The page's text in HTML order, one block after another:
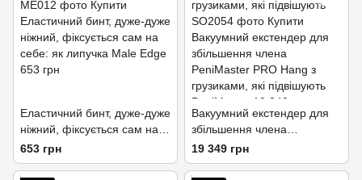
Еластичний бинт, дуже-дуже
ніжний, фіксується сам на
себе: як липучка
653 грн
Вакуумний екстендер для
збільшення члена
PeniMaster PRO Hang з
грузиками, які підвішують
19 349 грн